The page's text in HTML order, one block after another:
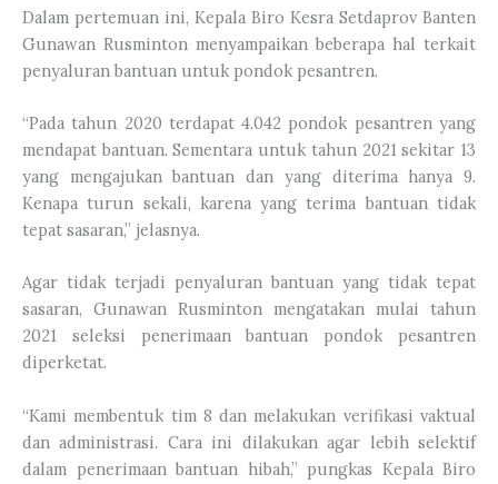
Dalam pertemuan ini, Kepala Biro Kesra Setdaprov Banten
Gunawan Rusminton menyampaikan beberapa hal terkait
penyaluran bantuan untuk pondok pesantren.
“Pada tahun 2020 terdapat 4.042 pondok pesantren yang
mendapat bantuan. Sementara untuk tahun 2021 sekitar 13
yang mengajukan bantuan dan yang diterima hanya 9.
Kenapa turun sekali, karena yang terima bantuan tidak
tepat sasaran,” jelasnya.
Agar tidak terjadi penyaluran bantuan yang tidak tepat
sasaran, Gunawan Rusminton mengatakan mulai tahun
2021 seleksi penerimaan bantuan pondok pesantren
diperketat.
“Kami membentuk tim 8 dan melakukan verifikasi vaktual
dan administrasi. Cara ini dilakukan agar lebih selektif
dalam penerimaan bantuan hibah,” pungkas Kepala Biro